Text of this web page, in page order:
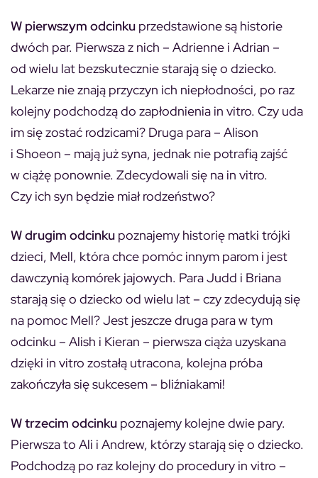
W pierwszym odcinku przedstawione są historie
dwóch par. Pierwsza z nich – Adrienne i Adrian –
od wielu lat bezskutecznie starają się o dziecko.
Lekarze nie znają przyczyn ich niepłodności, po raz
kolejny podchodzą do zapłodnienia in vitro. Czy uda
im się zostać rodzicami? Druga para – Alison
i Shoeon – mają już syna, jednak nie potrafią zajść
w ciążę ponownie. Zdecydowali się na in vitro.
Czy ich syn będzie miał rodzeństwo?
W drugim odcinku poznajemy historię matki trójki
dzieci, Mell, która chce pomóc innym parom i jest
dawczynią komórek jajowych. Para Judd i Briana
starają się o dziecko od wielu lat – czy zdecydują się
na pomoc Mell? Jest jeszcze druga para w tym
odcinku – Alish i Kieran – pierwsza ciąża uzyskana
dzięki in vitro zostałą utracona, kolejna próba
zakończyła się sukcesem – bliźniakami!
W trzecim odcinku poznajemy kolejne dwie pary.
Pierwsza to Ali i Andrew, którzy starają się o dziecko.
Podchodzą po raz kolejny do procedury in vitro –